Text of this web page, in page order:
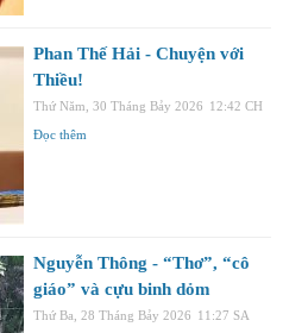
Phan Thế Hải - Chuyện với
Thiều!
Thứ Năm, 30 Tháng Bảy 2026 12:42 CH
Đọc thêm
Nguyễn Thông - “Thơ”, “cô
giáo” và cựu binh dỏm
Thứ Ba, 28 Tháng Bảy 2026 11:27 SA